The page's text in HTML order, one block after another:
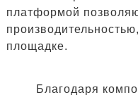
платформой
площадке.
Благодаря